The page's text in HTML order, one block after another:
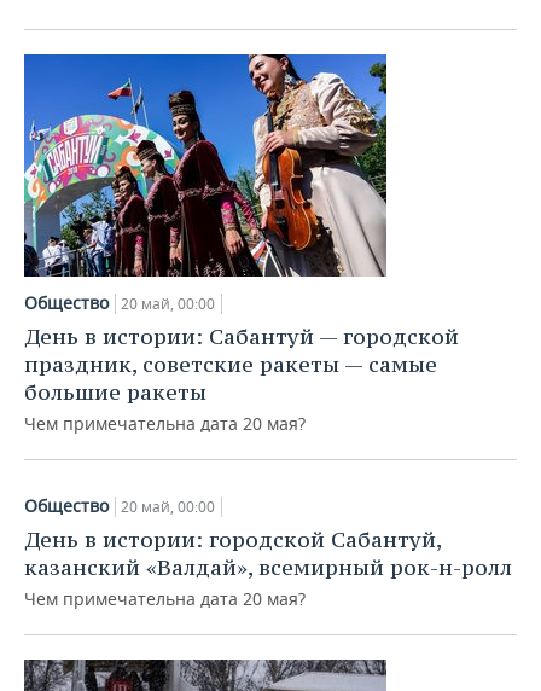
Общество 20 май, 00:00
День в истории: Сабантуй — городской
праздник, советские ракеты — самые
большие ракеты
Чем примечательна дата 20 мая?
Общество 20 май, 00:00
День в истории: городской Сабантуй,
казанский «Валдай», всемирный рок-н-ролл
Чем примечательна дата 20 мая?